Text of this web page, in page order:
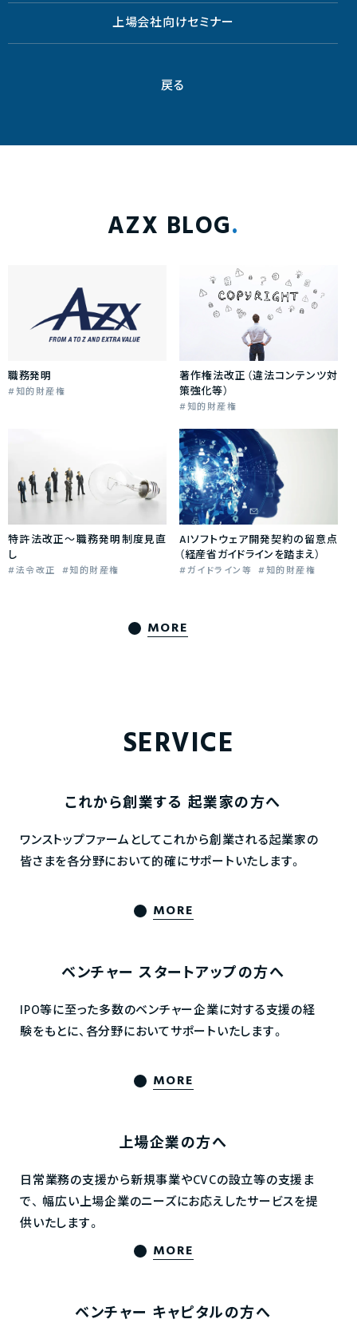
上場会社向けセミナー
戻る
AZX BLOG
職務発明
知的財産権
著作権法改正（違法コンテンツ対
策強化等）
知的財産権
特許法改正～職務発明制度見直
し
法令改正 知的財産権
AIソフトウェア開発契約の留意点
（経産省ガイドラインを踏まえ）
ガイドライン等 知的財産権
MORE
SERVICE
これから創業する 起業家の方へ
ワンストップファームとしてこれから創業される起業家の
皆さまを各分野において的確にサポートいたします。
MORE
ベンチャー スタートアップの方へ
IPO等に至った多数のベンチャー企業に対する支援の経
験をもとに、各分野においてサポートいたします。
MORE
上場企業の方へ
日常業務の支援から新規事業やCVCの設立等の支援ま
で、 幅広い上場企業のニーズにお応えしたサービスを提
供いたします。
MORE
ベンチャー キャピタルの方へ